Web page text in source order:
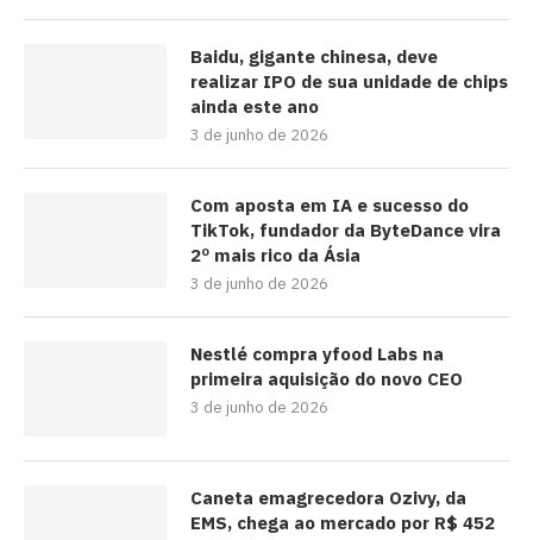
Baidu, gigante chinesa, deve
realizar IPO de sua unidade de chips
ainda este ano
3 de junho de 2026
Com aposta em IA e sucesso do
TikTok, fundador da ByteDance vira
2º mais rico da Ásia
3 de junho de 2026
Nestlé compra yfood Labs na
primeira aquisição do novo CEO
3 de junho de 2026
Caneta emagrecedora Ozivy, da
EMS, chega ao mercado por R$ 452